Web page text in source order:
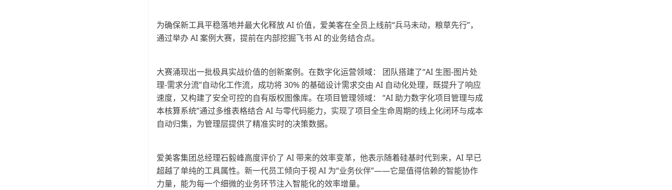
为确保新工具平稳落地并最大化释放 AI 价值，爱美客在全员上线前“兵马未动，粮草先行”，
通过举办 AI 案例大赛，提前在内部挖掘飞书 AI 的业务结合点。
大赛涌现出一批极具实战价值的创新案例。在数字化运营领域： 团队搭建了“AI 生图-图片处
理-需求分流”自动化工作流，成功将 30% 的基础设计需求交由 AI 自动化处理，既提升了响应
速度，又构建了安全可控的自有版权图像库。在项目管理领域： “AI 助力数字化项目管理与成
本核算系统”通过多维表格结合 AI 与零代码能力，实现了项目全生命周期的线上化闭环与成本
自动归集，为管理层提供了精准实时的决策数据。
爱美客集团总经理石毅峰高度评价了 AI 带来的效率变革，他表示随着硅基时代到来，AI 早已
超越了单纯的工具属性。新一代员工倾向于视 AI 为“业务伙伴”——它是值得信赖的智能协作
力量，能为每一个细微的业务环节注入智能化的效率增量。